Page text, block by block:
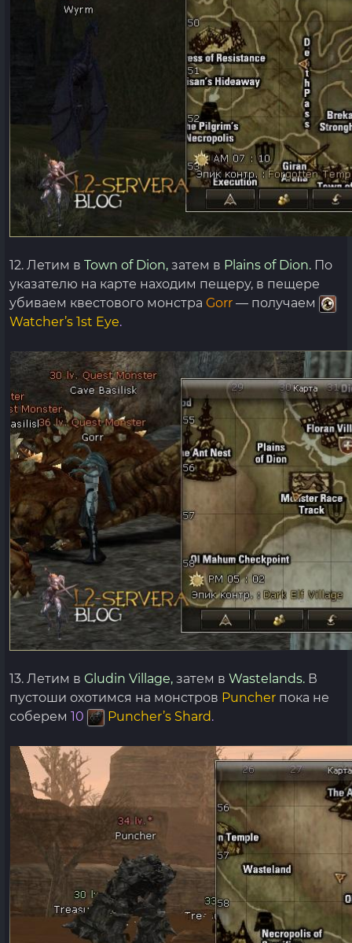
12. Летим в Town of Dion, затем в Plains of Dion. По
указателю на карте находим пещеру, в пещере
убиваем квестового монстра Gorr — получаем
Watcher’s 1st Eye.
13. Летим в Gludin Village, затем в Wastelands. В
пустоши охотимся на монстров Puncher пока не
соберем 10 Puncher’s Shard.